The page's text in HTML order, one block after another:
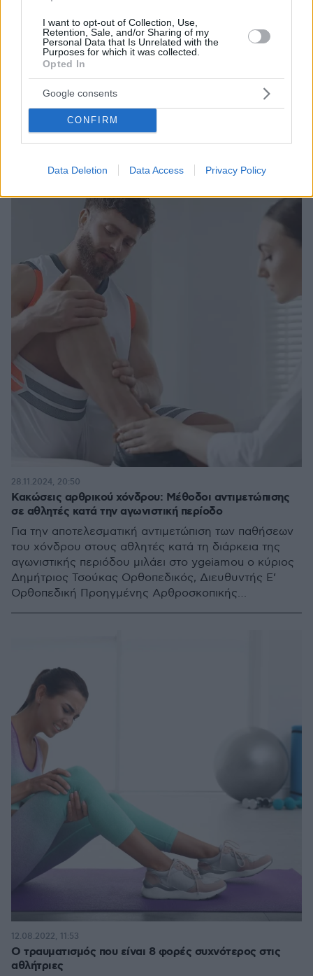
I want to opt-out of Collection, Use,
Retention, Sale, and/or Sharing of my
Personal Data that Is Unrelated with the
Purposes for which it was collected.
Opted In
Google consents
CONFIRM
Data Deletion Data Access Privacy Policy
Κάταγμα περόνης: Ο τραυματισμός του Λεσόρ που
αναστάτωσε τον μπασκετικό κόσμο – Πώς
αντιμετωπίζεται
Οι ειδικοί της Cleveland Clinic παρουσιάζουν τα
βασικά χαρακτηριστικά του τραυματισμού του Γάλλου
σέντερ του Παναθηναϊκού, Ματίας Λεσόρ στο
χθεσινοβραδινό παιχνίδι με τη Μπασκόνια που
Κακώσεις αρθρικού χόνδρου: Μέθοδοι αντιμετώπισης
σε αθλητές κατά την αγωνιστική περίοδο
Για την αποτελεσματική αντιμετώπιση των παθήσεων
του χόνδρου στους αθλητές κατά τη διάρκεια της
αγωνιστικής περιόδου μιλάει στο ygeiamou ο κύριος
Δημήτριος Τσούκας Ορθοπεδικός, Διευθυντής Ε’
Ορθοπεδική Προηγμένης Αρθροσκοπικής
28.11.2024, 20:50
Ο τραυματισμός που είναι 8 φορές συχνότερος στις
αθλήτριες
12.08.2022, 11:53